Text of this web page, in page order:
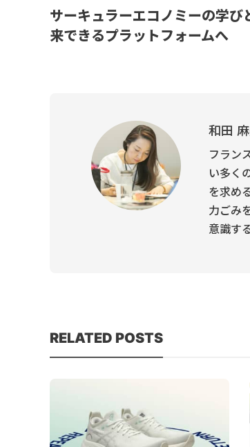
サーキュラーエコノミーの学び
来できるプラットフォームへ
和田
フラン
い多く
を求め
力ごみ
意識す
RELATED POSTS